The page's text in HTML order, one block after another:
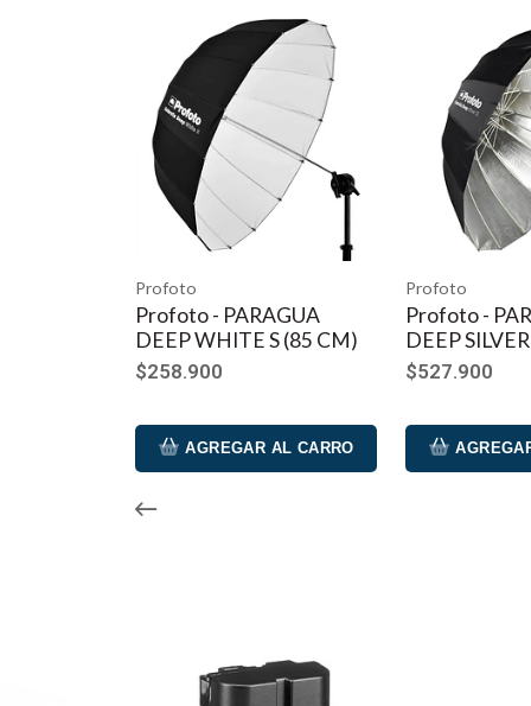
Cuenta con un indicador de estado LED brillante para
Artículos incluidos
Batería de iones de litio Viltrox L-Series NP-F970
Profoto
Profoto - PARAGUA
DEEP WHITE S (85 CM)
$258.900
AGREGAR AL CARRO
Profoto
Profoto -
DEEP
$527.900